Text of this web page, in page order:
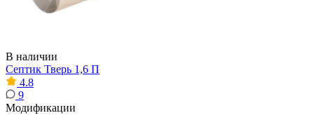
В наличии
Септик Тверь 1,6 П
4.8
9
Модификации